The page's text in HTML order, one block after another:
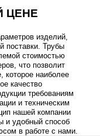
ЦЕНЕ
изделий,
поставки. Трубы
стоимостью
что позволит
которое наиболее
качество
требованиям
и техническим
нашей компании
и удобный способ
в работе с нами.